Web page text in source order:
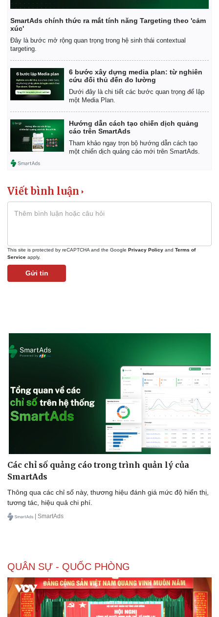
Quan sát
Cuộc sống đó đây
Hồ sơ
Multimedia
Ảnh
Infographic
Kinh tế
Giá cà phê
SmartAds chính thức ra mắt tính năng Targeting theo 'cảm
xúc'
Đây là bước mở rộng quan trọng trong hệ sinh thái contextual
targeting.
6 bước xây dựng media plan: từ nghiên
cứu đối thủ đến đo lường
Dưới đây là chi tiết các bước quan trọng để lập
một Media Plan.
Hướng dẫn cách tạo chiến dịch quảng
cáo trên SmartAds
Tham khảo ngay trọn bộ hướng dẫn cách tạo
một chiến dịch quảng cáo mới trên SmartAds.
Viết bình luận
This site is protected by reCAPTCHA and the Google Privacy Policy and Terms of
Service apply.
Gửi tin
Các chỉ số quảng cáo trong trình quản lý của
SmartAds
Thông qua các chỉ số này, thương hiệu đánh giá mức độ hiển thị,
tương tác, hiệu quả chi phí.
| SmartAds
QUÂN SỰ - QUỐC PHÒNG